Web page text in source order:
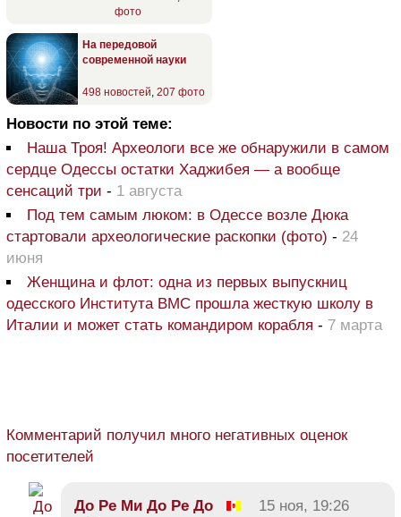
фото
На передовой
современной науки
498 новостей 207 фото
Новости по этой теме:
Наша Троя! Археологи все же обнаружили в самом
сердце Одессы остатки Хаджибея — а вообще
сенсаций три - 1 августа
Под тем самым люком: в Одессе возле Дюка
стартовали археологические раскопки (фото) - 24
июня
Женщина и флот: одна из первых выпускниц
одесского Института ВМС прошла жесткую школу в
Италии и может стать командиром корабля - 7 марта
Комментарий получил много негативных оценок
посетителей
До Ре Ми До Ре До
15 ноя, 19:26